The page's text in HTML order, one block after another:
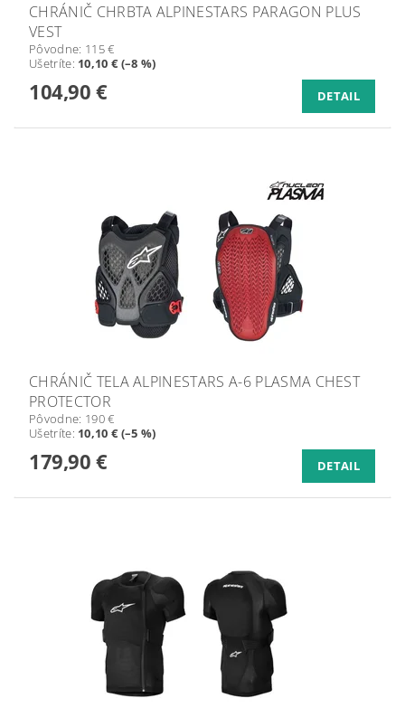
CHRÁNIČ CHRBTA ALPINESTARS PARAGON PLUS
VEST
Pôvodne: 115 €
Ušetríte: 10,10 € (–8 %)
104,90 € DETAIL
CHRÁNIČ TELA ALPINESTARS A-6 PLASMA CHEST
PROTECTOR
Pôvodne: 190 €
Ušetríte: 10,10 € (–5 %)
179,90 € DETAIL